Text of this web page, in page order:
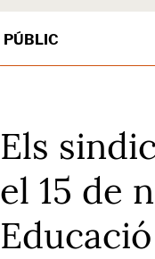
PÚBLIC
Els
el 15 de
Educació